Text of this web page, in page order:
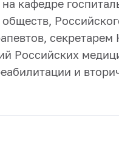
кафедре
секретарем
Российских
и